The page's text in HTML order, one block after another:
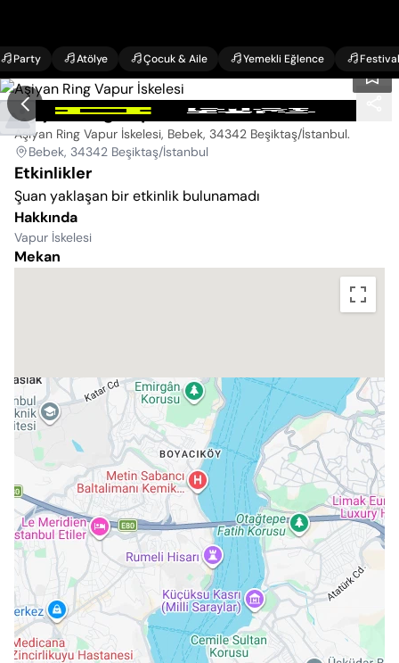
Party Atölye Çocuk & Aile Yemekli Eğlence Festival
Aşiyan Ring Vapur İskelesi
Aşiyan Ring Vapur İskelesi, Bebek, 34342 Beşiktaş/İstanbul.
Bebek, 34342 Beşiktaş/İstanbul
Etkinlikler
Şuan yaklaşan bir etkinlik bulunamadı
Hakkında
Vapur İskelesi
Mekan